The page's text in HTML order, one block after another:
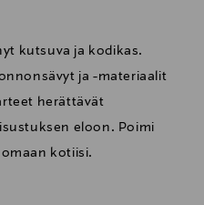
kutsuva ja kodikas.
ja -materiaalit
herättävät
eloon. Poimi
kotiisi.